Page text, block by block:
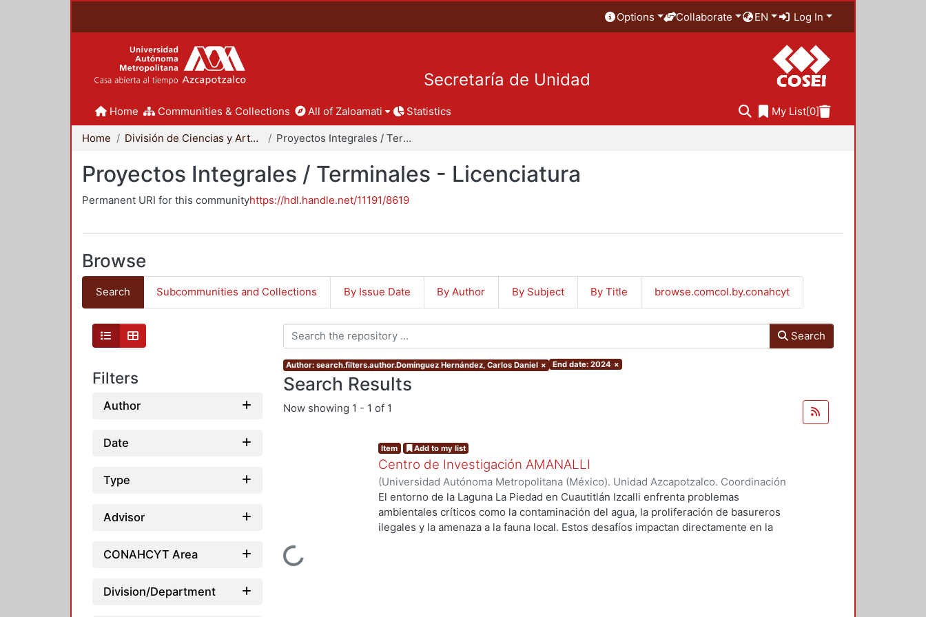
Options Collaborate EN Log In
Secretaría de Unidad
Home Communities & Collections All of Zaloamati Statistics My List[0]
Home División de Ciencias y Artes para el Diseño Proyectos Integrales / Terminales - Licenciatura
Proyectos Integrales / Terminales - Licenciatura
Permanent URI for this communityhttps://hdl.handle.net/11191/8619
Browse
Search Subcommunities and Collections By Issue Date By Author By Subject By Title browse.comcol.by.conahcyt
Filters
Author
Date
Type
Advisor
CONAHCYT Area
Division/Department
Search
Author: search.filters.author.Domínguez Hernández, Carlos Daniel × End date: 2024 ×
Search Results
Now showing 1 - 1 of 1
Loading...
Item Add to my list
Centro de Investigación AMANALLI
(Universidad Autónoma Metropolitana (México). Unidad Azcapotzalco. Coordinación
de Servicios de Información.,2024)Aguilar Cruz, Liliana;Domínguez Hernández,
Carlos Daniel
El entorno de la Laguna La Piedad en Cuautitlán Izcalli enfrenta problemas
ambientales críticos como la contaminación del agua, la proliferación de basureros
ilegales y la amenaza a la fauna local. Estos desafíos impactan directamente en la